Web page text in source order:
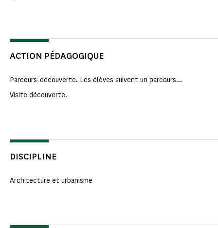
ACTION PÉDAGOGIQUE
Parcours-découverte. Les élèves suivent un parcours...
Visite découverte.
DISCIPLINE
Architecture et urbanisme